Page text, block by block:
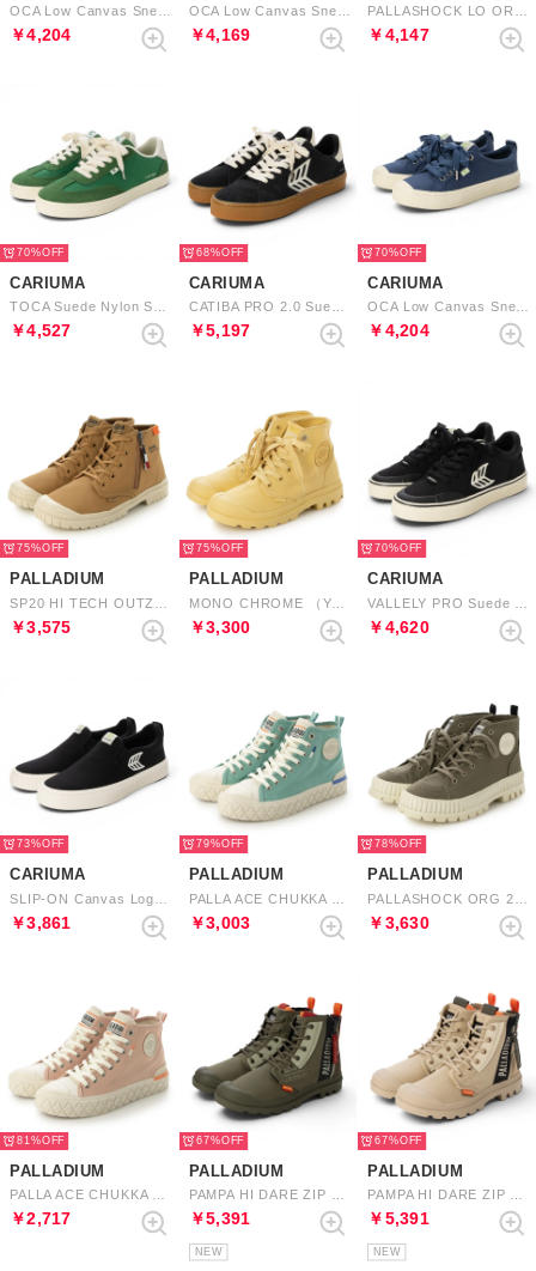
￥4,204 ￥4,169 ￥4,147
70%
CARIUMA
￥4,527
68%
CARIUMA
￥5,197
70%
CARIUMA
￥4,204
75%
PALLADIUM
￥3,575
75%
PALLADIUM
￥3,300
70%
CARIUMA
￥4,620
73%
CARIUMA
￥3,861
79%
PALLADIUM
￥3,003
78%
PALLADIUM
￥3,630
81%
PALLADIUM
￥2,717
67%
PALLADIUM
￥5,391
NEW
67%
PALLADIUM
￥5,391
NEW